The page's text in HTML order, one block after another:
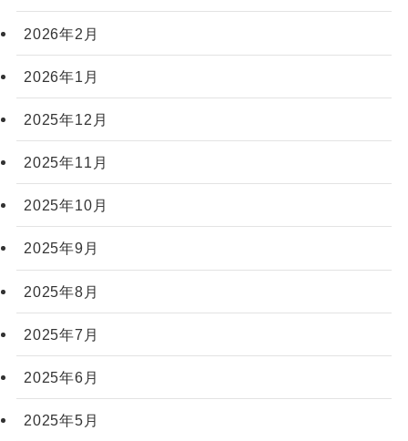
2026年2月
2026年1月
2025年12月
2025年11月
2025年10月
2025年9月
2025年8月
2025年7月
2025年6月
2025年5月